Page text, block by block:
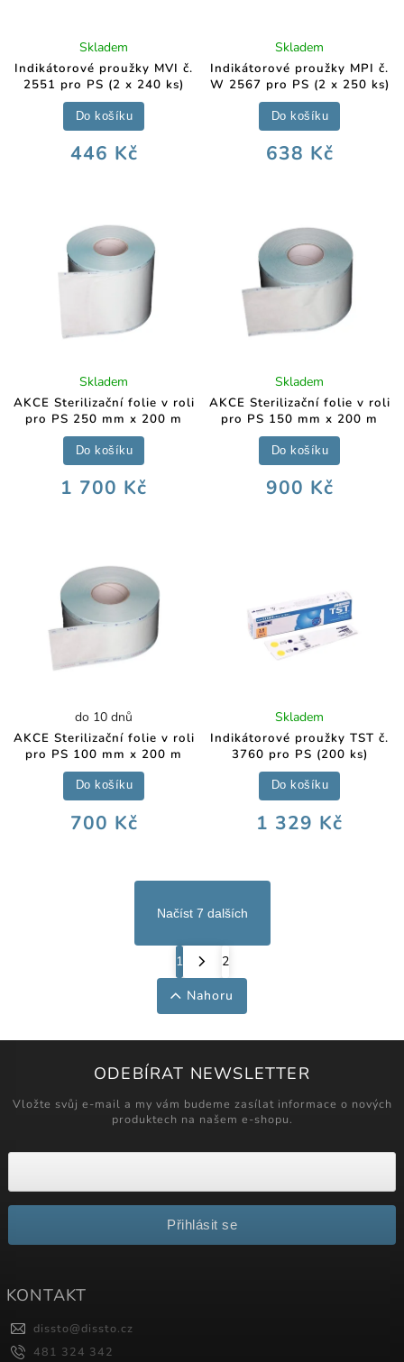
Indikátorové proužky MVI č.
2551 pro PS (2 x 240 ks)
Skladem
446 Kč
Do košíku
Indikátorové proužky MPI č.
W 2567 pro PS (2 x 250 ks)
Skladem
638 Kč
Do košíku
AKCE Sterilizační folie v roli
pro PS 250 mm x 200 m
Skladem
1 700 Kč
Do košíku
AKCE Sterilizační folie v roli
pro PS 150 mm x 200 m
Skladem
900 Kč
Do košíku
AKCE Sterilizační folie v roli
pro PS 100 mm x 200 m
do 10 dnů
700 Kč
Do košíku
Indikátorové proužky TST č.
3760 pro PS (200 ks)
Skladem
1 329 Kč
Do košíku
Načíst 7 dalších
1
2
Nahoru
ODEBÍRAT NEWSLETTER
Vložte svůj e-mail a my vám budeme zasílat informace o nových
produktech na našem e-shopu.
Přihlásit se
KONTAKT
dissto@dissto.cz
481 324 342